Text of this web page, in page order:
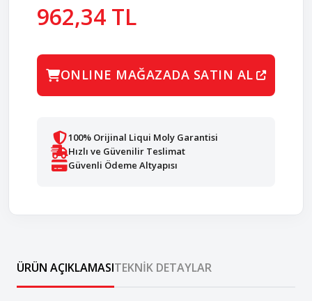
962,34 TL
ONLINE MAĞAZADA SATIN AL
100% Orijinal Liqui Moly Garantisi
Hızlı ve Güvenilir Teslimat
Güvenli Ödeme Altyapısı
ÜRÜN AÇIKLAMASITEKNIK DETAYLAR